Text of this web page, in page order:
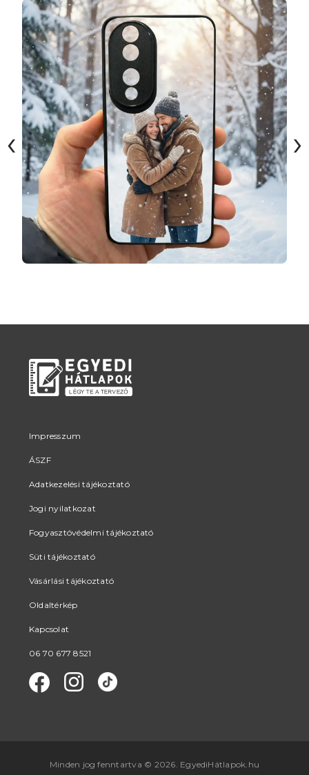
‹ ›
Impresszum
ÁSZF
Adatkezelési tájékoztató
Jogi nyilatkozat
Fogyasztóvédelmi tájékoztató
Süti tájékoztató
Vásárlási tájékoztató
Oldaltérkép
Kapcsolat
06 70 677 8521
Minden jog fenntartva © 2026. EgyediHátlapok.hu